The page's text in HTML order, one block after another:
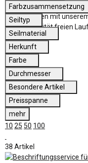
die perfekte Wahl.
Möglichkeiten mit
Ihrer Kreativität freien
Farbzusammensetzung
Seiltyp
Seilmaterial
Herkunft
Farbe
Durchmesser
Besondere Artikel
Preisspanne
mehr
10 25 50 100
38 Artikel